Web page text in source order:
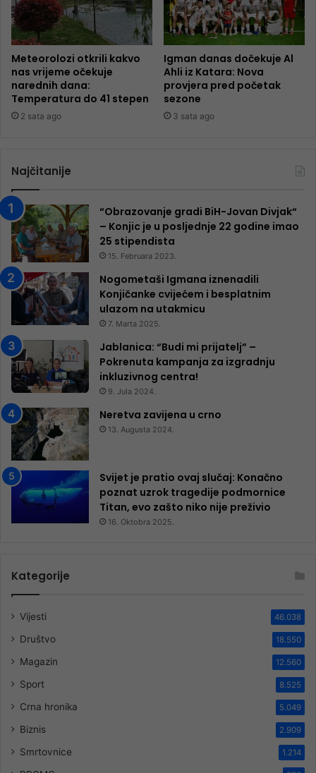
Meteorolozi otkrili kakvo
nas vrijeme očekuje
narednih dana:
Temperatura do 41 stepen
2 sata ago
Igman danas dočekuje Al
Ahli iz Katara: Nova
provjera pred početak
sezone
3 sata ago
Najčitanije
“Obrazovanje gradi BiH-Jovan Divjak“
– Konjic je u posljednje 22 godine imao
25 ​​stipendista
15. Februara 2023.
Nogometaši Igmana iznenadili
Konjičanke cvijećem i besplatnim
ulazom na utakmicu
7. Marta 2025.
Jablanica: “Budi mi prijatelj” –
Pokrenuta kampanja za izgradnju
inkluzivnog centra!
9. Jula 2024.
Neretva zavijena u crno
13. Augusta 2024.
Svijet je pratio ovaj slučaj: Konačno
poznat uzrok tragedije podmornice
Titan, evo zašto niko nije preživio
16. Oktobra 2025.
Kategorije
Vijesti 46.038
Društvo 18.550
Magazin 12.560
Sport 8.525
Crna hronika 5.049
Biznis 2.909
Smrtovnice 1.214